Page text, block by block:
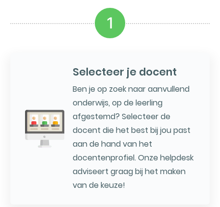
1
Selecteer je docent
Ben je op zoek naar aanvullend
onderwijs, op de leerling
afgestemd? Selecteer de
docent die het best bij jou past
aan de hand van het
docentenprofiel. Onze helpdesk
adviseert graag bij het maken
van de keuze!